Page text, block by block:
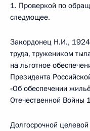
1. Проверкой по
следующее.
Закордонец Н.И., 1924
труда, тружеником
на льготное
Президента
«Об обеспечении
Отечественной Войны
Долгосрочной